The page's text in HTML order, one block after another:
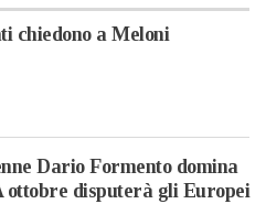
chiedono a Meloni
Dario Formento domina
ottobre disputerà gli Europei